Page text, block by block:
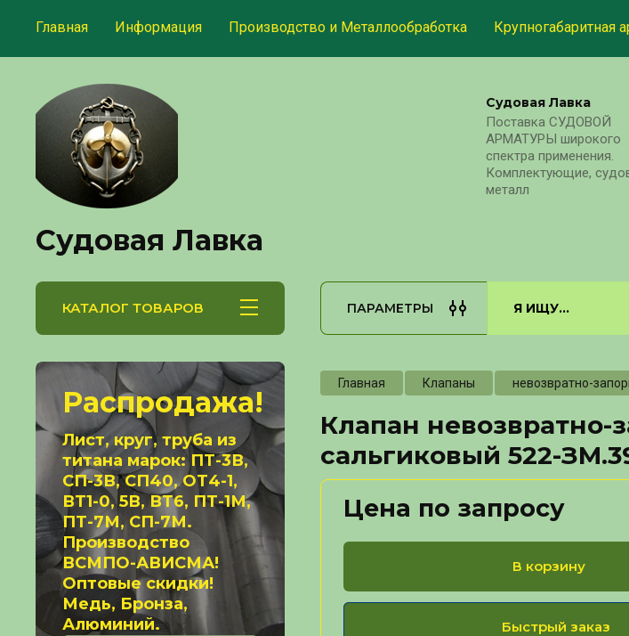
Главная Информация Производство и Металлообработка Крупногабаритная
Судовая Лавка
Судовая Лавка
Поставка СУДОВОЙ
АРМАТУРЫ широкого
спектра применения.
Комплектующие,
металл
КАТАЛОГ ТОВАРОВ ПАРАМЕТРЫ
Распродажа!
Лист, круг, труба из
титана марок: ПТ-3В,
СП-3В, СП40, ОТ4-1,
ВТ1-0, 5В, ВТ6, ПТ-1М,
ПТ-7М, СП-7М.
Производство
ВСМПО-АВИСМА!
Оптовые скидки!
Медь, Бронза,
Алюминий.
Главная Клапаны невозвратно-
Клапан
сальгиковый 522-
Цена по запросу
В корзину
Быстрый заказ